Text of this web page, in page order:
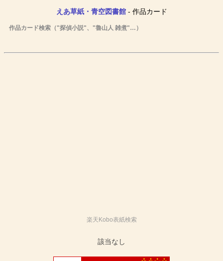
えあ草紙・青空図書館- 作品カード
作品カード検索（"探偵小説"、"魯山人 雑煮"…）
楽天Kobo表紙検索